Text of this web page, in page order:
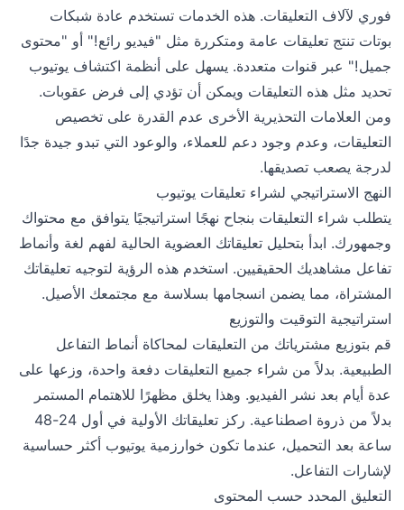
فوري لآلاف التعليقات. هذه الخدمات تستخدم عادة شبكات
بوتات تنتج تعليقات عامة ومتكررة مثل "فيديو رائع!" أو "محتوى
جميل!" عبر قنوات متعددة. يسهل على أنظمة اكتشاف يوتيوب
تحديد مثل هذه التعليقات ويمكن أن تؤدي إلى فرض عقوبات.
ومن العلامات التحذيرية الأخرى عدم القدرة على تخصيص
التعليقات، وعدم وجود دعم للعملاء، والوعود التي تبدو جيدة جدًا
لدرجة يصعب تصديقها.
النهج الاستراتيجي لشراء تعليقات يوتيوب
يتطلب شراء التعليقات بنجاح نهجًا استراتيجيًا يتوافق مع محتواك
وجمهورك. ابدأ بتحليل تعليقاتك العضوية الحالية لفهم لغة وأنماط
تفاعل مشاهديك الحقيقيين. استخدم هذه الرؤية لتوجيه تعليقاتك
المشتراة، مما يضمن انسجامها بسلاسة مع مجتمعك الأصيل.
استراتيجية التوقيت والتوزيع
قم بتوزيع مشترياتك من التعليقات لمحاكاة أنماط التفاعل
الطبيعية. بدلاً من شراء جميع التعليقات دفعة واحدة، وزعها على
عدة أيام بعد نشر الفيديو. وهذا يخلق مظهرًا للاهتمام المستمر
بدلاً من ذروة اصطناعية. ركز تعليقاتك الأولية في أول 24-48
ساعة بعد التحميل، عندما تكون خوارزمية يوتيوب أكثر حساسية
لإشارات التفاعل.
التعليق المحدد حسب المحتوى